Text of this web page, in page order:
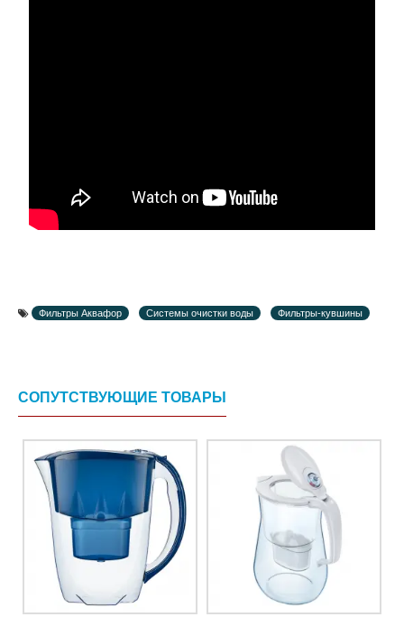
Фильтры Аквафор Системы очистки воды Фильтры-кувшины
СОПУТСТВУЮЩИЕ ТОВАРЫ